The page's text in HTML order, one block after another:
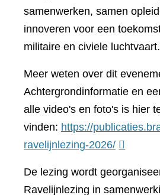
samenwerken, samen
innoveren voor een
militaire en civiele luchtvaart.
Meer weten over dit
Achtergrondinformatie en
alle video's en foto's is hier
vinden: https://
ravelijnlezing-2026/(verwijst
een
De lezing wordt
Ravelijnlezing in